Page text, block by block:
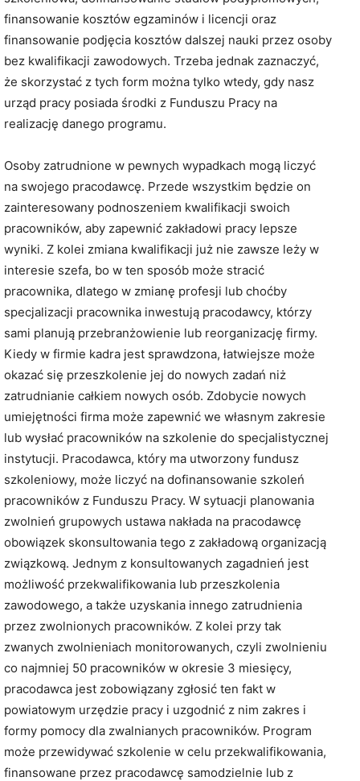
finansowanie kosztów egzaminów i licencji oraz
finansowanie podjęcia kosztów dalszej nauki przez osoby
bez kwalifikacji zawodowych. Trzeba jednak zaznaczyć,
że skorzystać z tych form można tylko wtedy, gdy nasz
urząd pracy posiada środki z Funduszu Pracy na
realizację danego programu.
Osoby zatrudnione w pewnych wypadkach mogą liczyć
na swojego pracodawcę. Przede wszystkim będzie on
zainteresowany podnoszeniem kwalifikacji swoich
pracowników, aby zapewnić zakładowi pracy lepsze
wyniki. Z kolei zmiana kwalifikacji już nie zawsze leży w
interesie szefa, bo w ten sposób może stracić
pracownika, dlatego w zmianę profesji lub choćby
specjalizacji pracownika inwestują pracodawcy, którzy
sami planują przebranżowienie lub reorganizację firmy.
Kiedy w firmie kadra jest sprawdzona, łatwiejsze może
okazać się przeszkolenie jej do nowych zadań niż
zatrudnianie całkiem nowych osób. Zdobycie nowych
umiejętności firma może zapewnić we własnym zakresie
lub wysłać pracowników na szkolenie do specjalistycznej
instytucji. Pracodawca, który ma utworzony fundusz
szkoleniowy, może liczyć na dofinansowanie szkoleń
pracowników z Funduszu Pracy. W sytuacji planowania
zwolnień grupowych ustawa nakłada na pracodawcę
obowiązek skonsultowania tego z zakładową organizacją
związkową. Jednym z konsultowanych zagadnień jest
możliwość przekwalifikowania lub przeszkolenia
zawodowego, a także uzyskania innego zatrudnienia
przez zwolnionych pracowników. Z kolei przy tak
zwanych zwolnieniach monitorowanych, czyli zwolnieniu
co najmniej 50 pracowników w okresie 3 miesięcy,
pracodawca jest zobowiązany zgłosić ten fakt w
powiatowym urzędzie pracy i uzgodnić z nim zakres i
formy pomocy dla zwalnianych pracowników. Program
może przewidywać szkolenie w celu przekwalifikowania,
finansowane przez pracodawcę samodzielnie lub z